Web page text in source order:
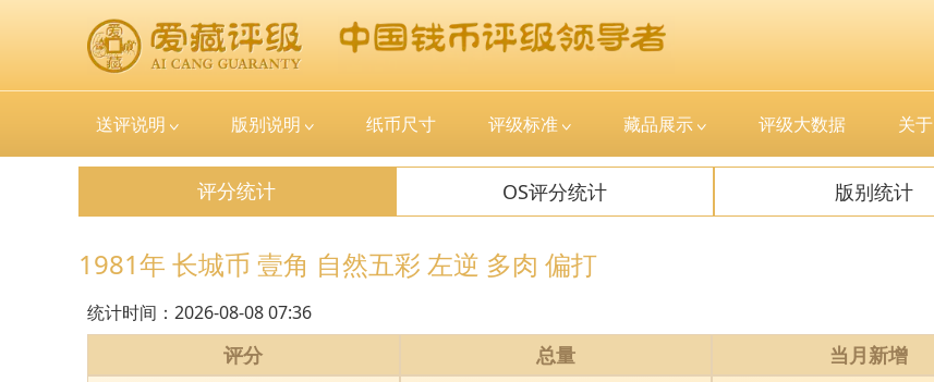
送评说明 版别说明 纸币尺寸 评级标准 藏品展示 评级大数据 关于
评分统计 OS评分统计 版别统计
1981年 长城币 壹角 自然五彩 左逆 多肉 偏打
统计时间： 2026-08-08 07:36
评分 总量
当月新增